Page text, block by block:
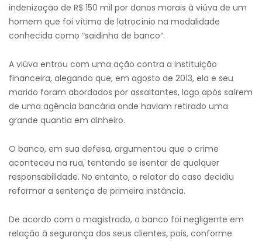
indenização de R$ 150 mil por danos morais à viúva de um
homem que foi vítima de latrocínio na modalidade
conhecida como “saidinha de banco”.
A viúva entrou com uma ação contra a instituição
financeira, alegando que, em agosto de 2013, ela e seu
marido foram abordados por assaltantes, logo após saírem
de uma agência bancária onde haviam retirado uma
grande quantia em dinheiro.
O banco, em sua defesa, argumentou que o crime
aconteceu na rua, tentando se isentar de qualquer
responsabilidade. No entanto, o relator do caso decidiu
reformar a sentença de primeira instância.
De acordo com o magistrado, o banco foi negligente em
relação à segurança dos seus clientes, pois, conforme